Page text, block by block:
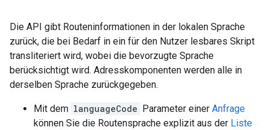
Die API gibt Routeninformationen in der lokalen Sprache
zurück, die bei Bedarf in ein für den Nutzer lesbares Skript
transliteriert wird, wobei die bevorzugte Sprache
berücksichtigt wird. Adresskomponenten werden alle in
derselben Sprache zurückgegeben.
Mit dem languageCode Parameter einer Anfrage
können Sie die Routensprache explizit aus der Liste